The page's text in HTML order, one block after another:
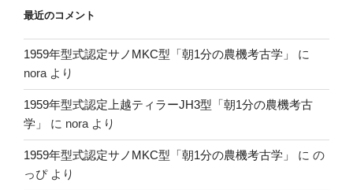
最近のコメント
1959年型式認定サノMKC型「朝1分の農機考古学」
に
noraより
1959年型式認定上越ティラーJH3型「朝1分の農機考古
学」
に noraより
1959年型式認定サノMKC型「朝1分の農機考古学」 に の
っぴより